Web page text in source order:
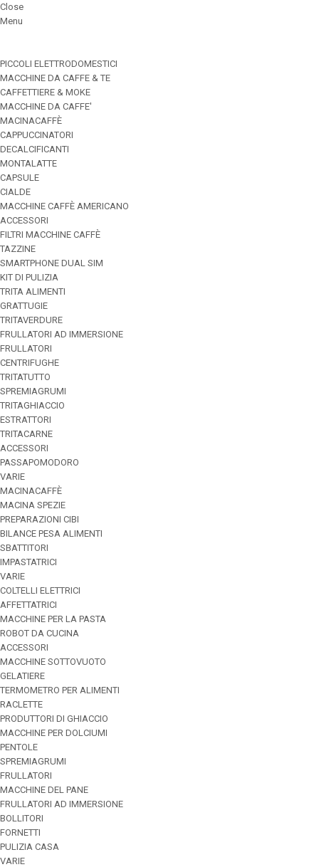
Close
Menu
PICCOLI ELETTRODOMESTICI
MACCHINE DA CAFFE & TE
CAFFETTIERE & MOKE
MACCHINE DA CAFFE'
MACINACAFFÈ
CAPPUCCINATORI
DECALCIFICANTI
MONTALATTE
CAPSULE
CIALDE
MACCHINE CAFFÈ AMERICANO
ACCESSORI
FILTRI MACCHINE CAFFÈ
TAZZINE
SMARTPHONE DUAL SIM
KIT DI PULIZIA
TRITA ALIMENTI
GRATTUGIE
TRITAVERDURE
FRULLATORI AD IMMERSIONE
FRULLATORI
CENTRIFUGHE
TRITATUTTO
SPREMIAGRUMI
TRITAGHIACCIO
ESTRATTORI
TRITACARNE
ACCESSORI
PASSAPOMODORO
VARIE
MACINACAFFÈ
MACINA SPEZIE
PREPARAZIONI CIBI
BILANCE PESA ALIMENTI
SBATTITORI
IMPASTATRICI
VARIE
COLTELLI ELETTRICI
AFFETTATRICI
MACCHINE PER LA PASTA
ROBOT DA CUCINA
ACCESSORI
MACCHINE SOTTOVUOTO
GELATIERE
TERMOMETRO PER ALIMENTI
RACLETTE
PRODUTTORI DI GHIACCIO
MACCHINE PER DOLCIUMI
PENTOLE
SPREMIAGRUMI
FRULLATORI
MACCHINE DEL PANE
FRULLATORI AD IMMERSIONE
BOLLITORI
FORNETTI
PULIZIA CASA
VARIE